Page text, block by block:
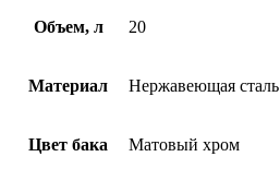
Объем, л 20
Материал Нержавеющая сталь
Цвет бака Матовый хром